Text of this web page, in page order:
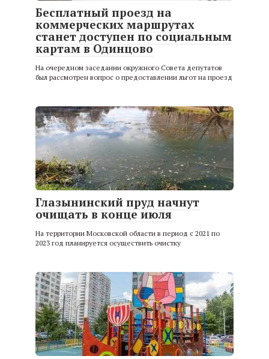
Бесплатный проезд на
коммерческих маршрутах
станет доступен по социальным
картам в Одинцово
На очередном заседании окружного Совета депутатов
был рассмотрен вопрос о предоставлении льгот на проезд
Глазынинский пруд начнут
очищать в конце июля
На территории Московской области в период с 2021 по
2023 год планируется осуществить очистку